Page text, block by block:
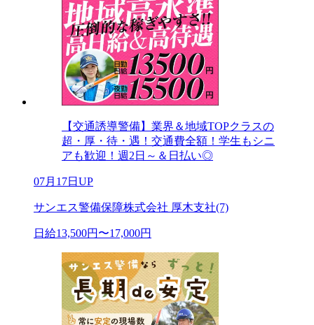
【交通誘導警備】業界＆地域TOPクラスの
超・厚・待・遇！交通費全額！学生もシニ
アも歓迎！週2日～＆日払い◎
07月17日UP
サンエス警備保障株式会社 厚木支社(7)
日給13,500円〜17,000円